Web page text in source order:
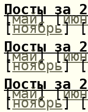
Посты за
[май] [
[ноябрь] [
Посты за
[май] [
[ноябрь] [
Посты за
[май] [
[ноябрь] [